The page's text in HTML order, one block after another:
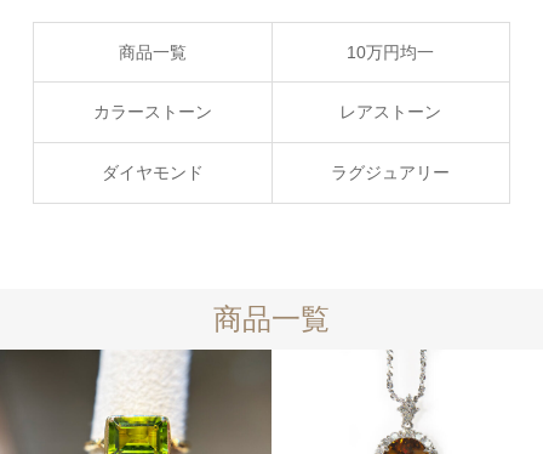
商品一覧 10万円均一
カラーストーン レアストーン
ダイヤモンド ラグジュアリー
商品一覧